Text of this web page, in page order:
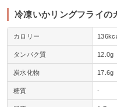
冷凍いかリングフライの
カロリー
タンパク質 12.0g
炭水化物 17.6g
糖質 ‐